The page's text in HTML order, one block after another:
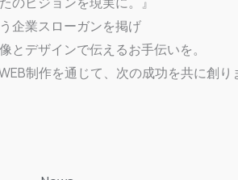
企業スローガンを掲げ
とデザインで伝えるお手伝いを。
制作を通じて、次の成功を共に創り